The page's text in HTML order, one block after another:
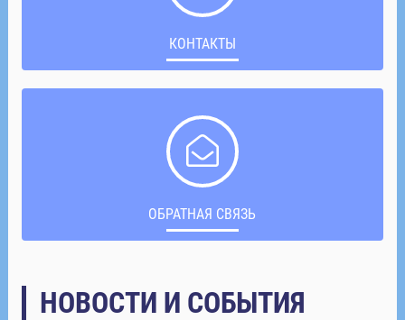
КОНТАКТЫ
ОБРАТНАЯ СВЯЗЬ
НОВОСТИ И СОБЫТИЯ